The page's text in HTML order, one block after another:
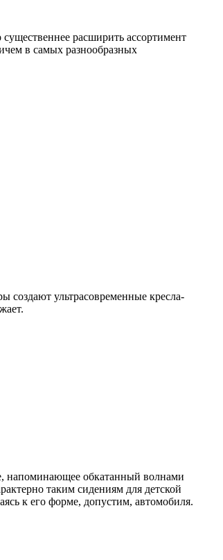
расширить ассортимент
в самых разнообразных
создают ультрасовременные кресла-
напоминающее обкатанный волнами
таким сидениям для детской
к его форме, допустим, автомобиля.